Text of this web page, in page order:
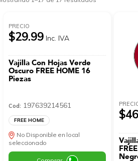
PRECIO
$29.99 Inc. IVA
Vajilla Con Hojas Verde
Oscuro FREE HOME 16
Piezas
Cod: 197639214561
FREE HOME
No Disponible en local
seleccionado
Vajilla